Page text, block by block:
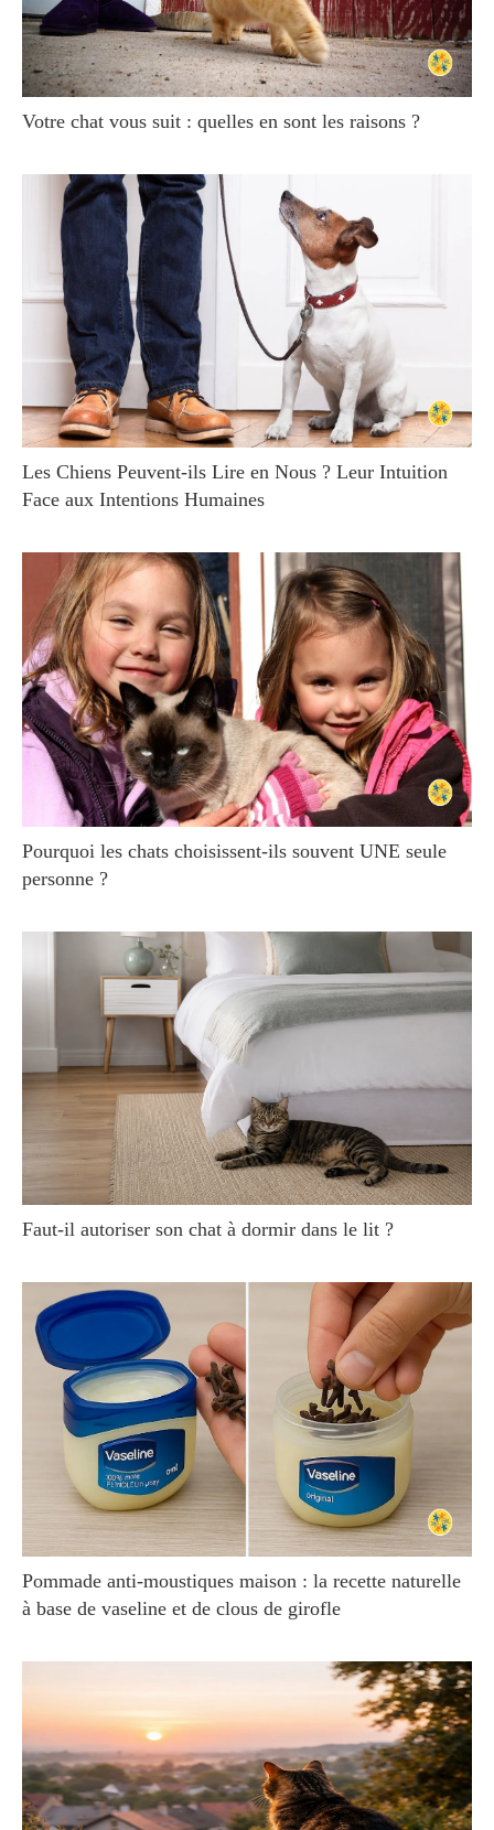
Votre chat vous suit : quelles en sont les raisons ?
Les Chiens Peuvent-ils Lire en Nous ? Leur Intuition
Face aux Intentions Humaines
Pourquoi les chats choisissent-ils souvent UNE seule
personne ?
Faut-il autoriser son chat à dormir dans le lit ?
Pommade anti-moustiques maison : la recette naturelle
à base de vaseline et de clous de girofle